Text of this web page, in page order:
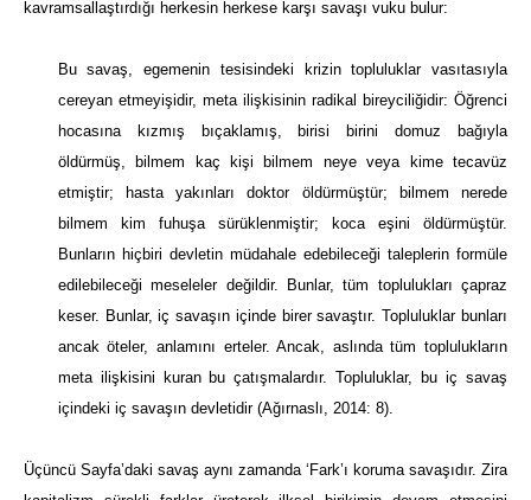
kavramsallaştırdığı herkesin herkese karşı savaşı vuku bulur:
Bu savaş, egemenin tesisindeki krizin topluluklar vasıtasıyla
cereyan etmeyişidir, meta ilişkisinin radikal bireyciliğidir: Öğrenci
hocasına kızmış bı­çaklamış, birisi birini domuz bağıyla
öldürmüş, bilmem kaç kişi bilmem neye veya kime tecavüz
etmiştir; hasta yakınları doktor öldürmüştür; bilmem nerede
bilmem kim fuhuşa sürüklenmiştir; koca eşini öldürmüştür.
Bunların hiçbiri devletin müdahale edebileceği talep­lerin formüle
edilebileceği meseleler değildir. Bunlar, tüm toplulukları çapraz
keser. Bunlar, iç savaşın içinde birer savaştır. Topluluklar bunları
ancak öteler, anlamı­nı erteler. Ancak, aslında tüm toplulukların
meta ilişkisini kuran bu çatışmalardır. Topluluklar, bu iç savaş
içindeki iç savaşın devletidir (Ağırnaslı, 2014: 8).
Üçüncü Sayfa’daki savaş aynı zamanda ‘Fark’ı koruma savaşıdır. Zira